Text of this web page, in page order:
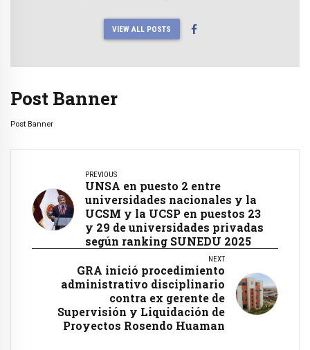
VIEW ALL POSTS
Post Banner
Post Banner
PREVIOUS
UNSA en puesto 2 entre
universidades nacionales y la
UCSM y la UCSP en puestos 23
y 29 de universidades privadas
según ranking SUNEDU 2025
NEXT
GRA inició procedimiento
administrativo disciplinario
contra ex gerente de
Supervisión y Liquidación de
Proyectos Rosendo Huaman